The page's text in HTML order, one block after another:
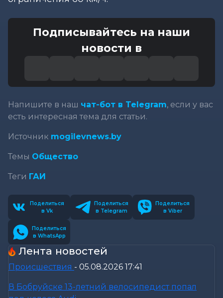
Подписывайтесь на наши
новости в
Напишите в наш чат-бот в Telegram, если у вас
есть интересная тема для статьи.
Источник mogilevnews.by
Темы Общество
Теги ГАИ
Поделиться
в Vk
Поделиться
в Telegram
Поделиться
в Viber
Поделиться
в WhatsApp
Лента новостей
Происшествия - 05.08.2026 17:41
В Бобруйске 13-летний велосипедист попал